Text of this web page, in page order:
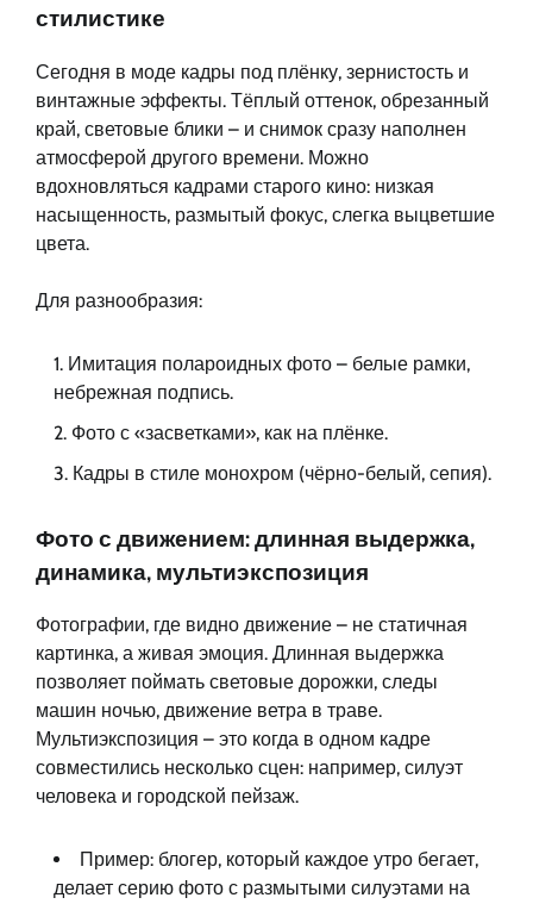
стилистике
Сегодня в моде кадры под плёнку, зернистость и
винтажные эффекты. Тёплый оттенок, обрезанный
край, световые блики – и снимок сразу наполнен
атмосферой другого времени. Можно
вдохновляться кадрами старого кино: низкая
насыщенность, размытый фокус, слегка выцветшие
цвета.
Для разнообразия:
Имитация полароидных фото – белые рамки,
небрежная подпись.
Фото с «засветками», как на плёнке.
Кадры в стиле монохром (чёрно-белый, сепия).
Фото с движением: длинная выдержка,
динамика, мультиэкспозиция
Фотографии, где видно движение – не статичная
картинка, а живая эмоция. Длинная выдержка
позволяет поймать световые дорожки, следы
машин ночью, движение ветра в траве.
Мультиэкспозиция – это когда в одном кадре
совместились несколько сцен: например, силуэт
человека и городской пейзаж.
Пример: блогер, который каждое утро бегает,
делает серию фото с размытыми силуэтами на